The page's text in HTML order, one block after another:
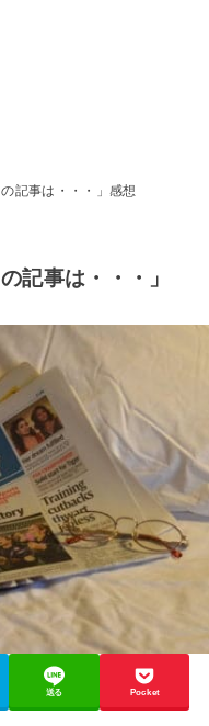
記事は・・・」感想
記事は・・・」
送る Pocket